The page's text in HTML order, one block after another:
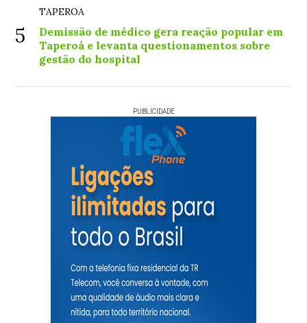
5
TAPEROA
Demissão de médico gera reação popular em
Taperoá e levanta questionamentos sobre
gestão do hospital
PUBLICIDADE